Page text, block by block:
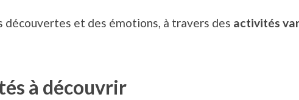
découvertes et des émotions, à travers des activités
à découvrir